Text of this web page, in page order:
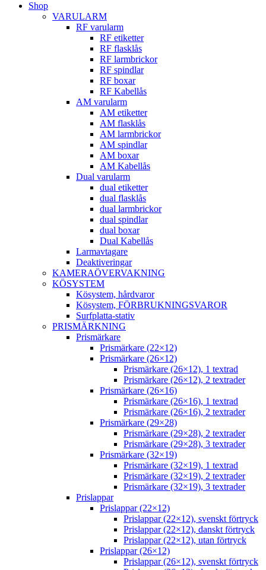
Shop
VARULARM
RF varularm
RF etiketter
RF flasklås
RF larmbrickor
RF spindlar
RF boxar
RF Kabellås
AM varularm
AM etiketter
AM flasklås
AM larmbrickor
AM spindlar
AM boxar
AM Kabellås
Dual varularm
dual etiketter
dual flasklås
dual larmbrickor
dual spindlar
dual boxar
Dual Kabellås
Larmavtagare
Deaktiveringar
KAMERAÖVERVAKNING
KÖSYSTEM
Kösystem, hårdvaror
Kösystem, FÖRBRUKNINGSVAROR
Surfplatta-stativ
PRISMÄRKNING
Prismärkare
Prismärkare (22×12)
Prismärkare (26×12)
Prismärkare (26×12), 1 textrad
Prismärkare (26×12), 2 textrader
Prismärkare (26×16)
Prismärkare (26×16), 1 textrad
Prismärkare (26×16), 2 textrader
Prismärkare (29×28)
Prismärkare (29×28), 2 textrader
Prismärkare (29×28), 3 textrader
Prismärkare (32×19)
Prismärkare (32×19), 1 textrad
Prismärkare (32×19), 2 textrader
Prismärkare (32×19), 3 textrader
Prislappar
Prislappar (22×12)
Prislappar (22×12), svenskt förtryck
Prislappar (22×12), danskt förtryck
Prislappar (22×12), utan förtryck
Prislappar (26×12)
Prislappar (26×12), svenskt förtryck